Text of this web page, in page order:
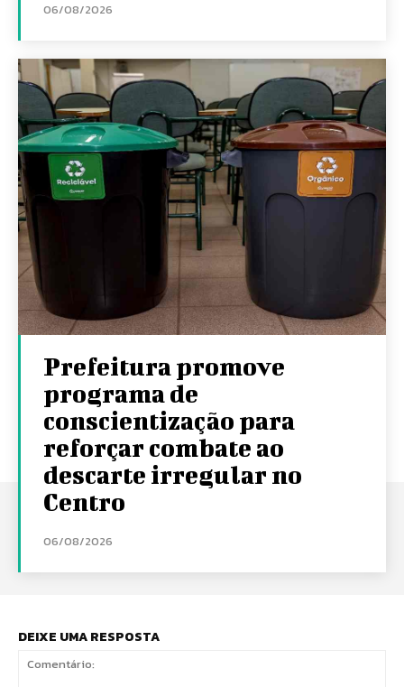
06/08/2026
Prefeitura promove
programa de
conscientização para
reforçar combate ao
descarte irregular no
Centro
06/08/2026
DEIXE UMA RESPOSTA